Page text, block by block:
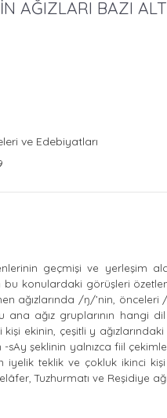
AĞIZLARI BAZI
ve Edebiyatları
geçmişi ve yerleşim
konulardaki görüşleri
ağızlarında /ŋ/’nin,
ana ağız gruplarının hangi
ekinin, çeşitli y
-sAy şeklinin yalnızca fiil
iyelik teklik ve çokluk ikinci
Tuzhurmatı ve Reşidiye